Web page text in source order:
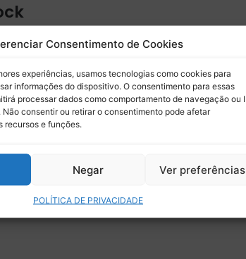
Consentimento de Cookies
experiências, usamos tecnologias como cookies para
informações do dispositivo. O consentimento para essas
processar dados como comportamento de navegação ou
consentir ou retirar o consentimento pode afetar
recursos e funções.
Negar Ver preferências
POLÍTICA DE PRIVACIDADE
Assinar